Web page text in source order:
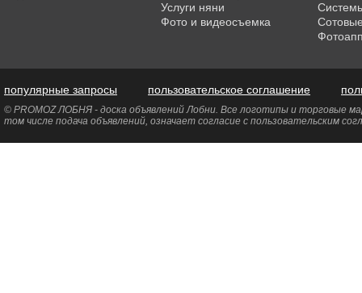
Услуги няни
Фото и видеосъемка
популярные запросы пользовательское соглашение
© PROMOZ ЛОБНЯ - доска объявлений Лобни. Все логотипы и торговые
том числе подача объявлений, означает согласие с пользовательским